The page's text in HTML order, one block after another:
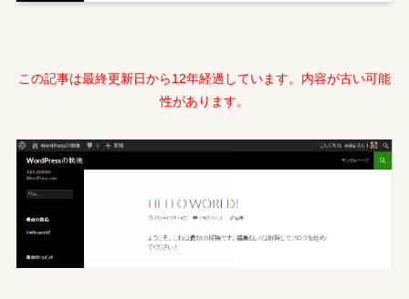
この記事は最終更新日から12年経過しています。内容が古い可能
性があります。